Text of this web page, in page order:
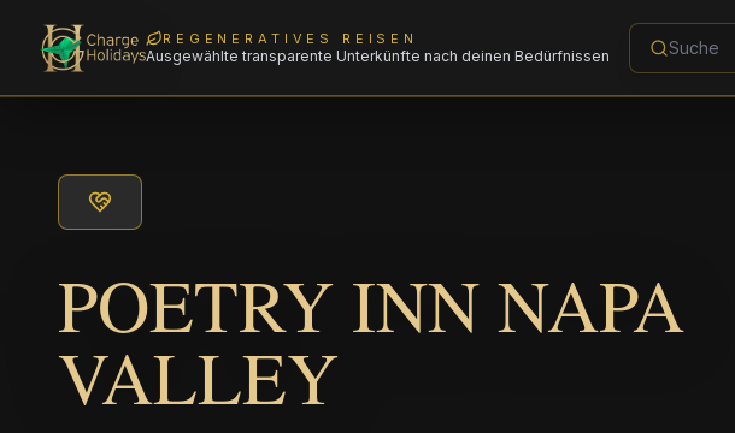
REGENERATIVES REISEN
Ausgewählte transparente Unterkünfte nach deinen Bedürfnissen
POETRY INN NAPA
VALLEY